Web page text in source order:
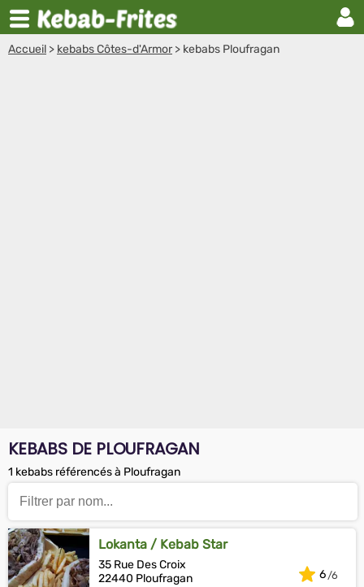
Accueil > kebabs Côtes-d'Armor > kebabs Ploufragan
KEBABS DE PLOUFRAGAN
1 kebabs référencés à Ploufragan
Lokanta / Kebab Star
35 Rue Des Croix
22440 Ploufragan
6